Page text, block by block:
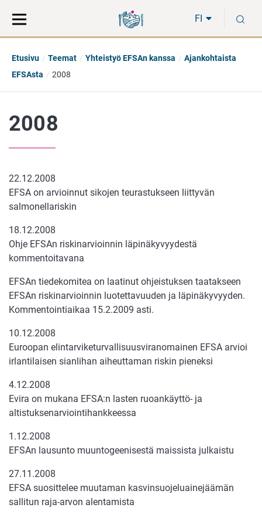
suoraan
sisältöön
koko
sivuston
FI
Etusivu Teemat Yhteistyö EFSAn kanssa
Ajankohtaista
EFSAsta
2008
2008
22.12.2008
EFSA on arvioinnut sikojen teurastukseen liittyvän
salmonellariskin
18.12.2008
Ohje EFSAn riskinarvioinnin läpinäkyvyydestä
kommentoitavana
EFSAn tiedekomitea on laatinut ohjeistuksen taatakseen
EFSAn riskinarvioinnin luotettavuuden ja läpinäkyvyyden.
Kommentointiaikaa 15.2.2009 asti.
10.12.2008
Euroopan elintarviketurvallisuusviranomainen EFSA arvioi
irlantilaisen sianlihan aiheuttaman riskin pieneksi
4.12.2008
Evira on mukana EFSA:n lasten ruoankäyttö- ja
altistuksenarviointihankkeessa
1.12.2008
EFSAn lausunto muuntogeenisestä maissista julkaistu
27.11.2008
EFSA suosittelee muutaman kasvinsuojeluainejäämän
sallitun raja-arvon alentamista